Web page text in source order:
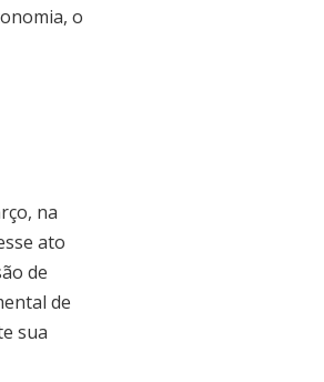
o
na
ato
de
de
sua